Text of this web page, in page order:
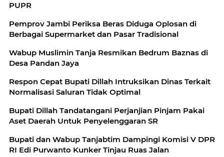
PUPR
Pemprov Jambi Periksa Beras Diduga Oplosan di
Berbagai Supermarket dan Pasar Tradisional
Wabup Muslimin Tanja Resmikan Bedrum Baznas di
Desa Pandan Jaya
Respon Cepat Bupati Dillah Intruksikan Dinas Terkait
Normalisasi Saluran Tidak Optimal
Bupati Dillah Tandatangani Perjanjian Pinjam Pakai
Aset Daerah Untuk Penyelenggaran SR
Bupati dan Wabup Tanjabtim Dampingi Komisi V DPR
RI Edi Purwanto Kunker Tinjau Ruas Jalan